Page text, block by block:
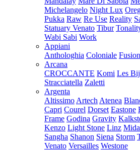
Michelangelo Night Lux
Pukka Raw Re Use Reality
Statuary Venato Tibur
Wabi Sabi Work
Appiani
Anthologhia Coloniale Fusion
Arcana
CROCCANTE Komi Les
Stracciatella Zaletti
Argenta
Altissimo Artech Atenea
Capri Courel Dorset Eastone
Frame Godina Gravity
Kenzo Light Stone Linz
Sangha Shanon Siena Storm
Venato Versailles Westone